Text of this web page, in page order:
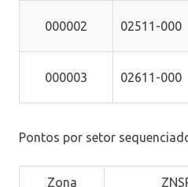
000002 02511-000
000003 02611-000
Pontos por setor
Zona